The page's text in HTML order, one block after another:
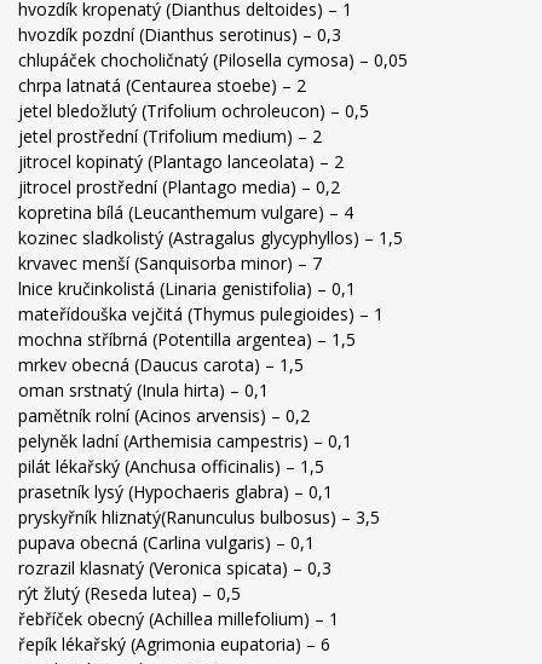
hvozdík kropenatý (Dianthus deltoides) – 1
hvozdík pozdní (Dianthus serotinus) – 0,3
chlupáček chocholičnatý (Pilosella cymosa) – 0,05
chrpa latnatá (Centaurea stoebe) – 2
jetel bledožlutý (Trifolium ochroleucon) – 0,5
jetel prostřední (Trifolium medium) – 2
jitrocel kopinatý (Plantago lanceolata) – 2
jitrocel prostřední (Plantago media) – 0,2
kopretina bílá (Leucanthemum vulgare) – 4
kozinec sladkolistý (Astragalus glycyphyllos) – 1,5
krvavec menší (Sanquisorba minor) – 7
lnice kručinkolistá (Linaria genistifolia) – 0,1
mateřídouška vejčitá (Thymus pulegioides) – 1
mochna stříbrná (Potentilla argentea) – 1,5
mrkev obecná (Daucus carota) – 1,5
oman srstnatý (Inula hirta) – 0,1
pamětník rolní (Acinos arvensis) – 0,2
pelyněk ladní (Arthemisia campestris) – 0,1
pilát lékařský (Anchusa officinalis) – 1,5
prasetník lysý (Hypochaeris glabra) – 0,1
pryskyřník hliznatý(Ranunculus bulbosus) – 3,5
pupava obecná (Carlina vulgaris) – 0,1
rozrazil klasnatý (Veronica spicata) – 0,3
rýt žlutý (Reseda lutea) – 0,5
řebříček obecný (Achillea millefolium) – 1
řepík lékařský (Agrimonia eupatoria) – 6